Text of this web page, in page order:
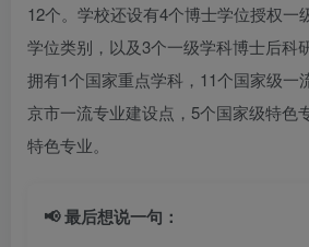
12个。学校还设有4个博士学位授权一
学位类别，以及3个一级学科博士后科
拥有1个国家重点学科，11个国家级一
京市一流专业建设点，5个国家级特色
特色专业。
📢 最后想说一句：